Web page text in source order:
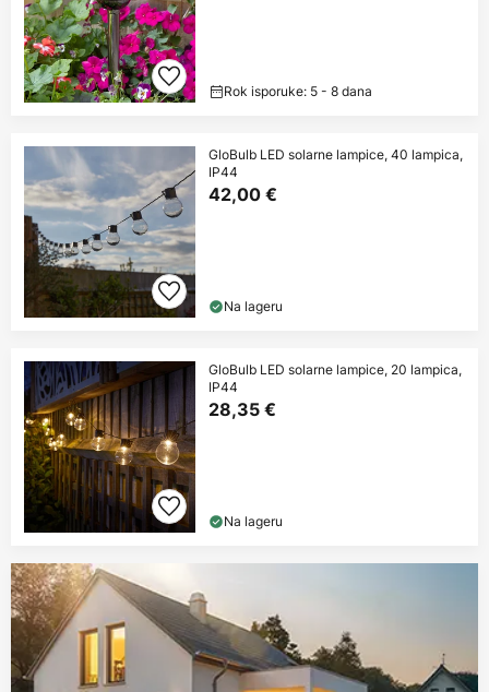
Rok isporuke: 5 - 8 dana
GloBulb LED solarne lampice, 40 lampica,
IP44
42,00 €
Na lageru
GloBulb LED solarne lampice, 20 lampica,
IP44
28,35 €
Na lageru